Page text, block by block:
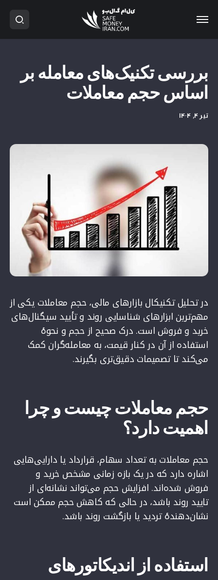
بررسی تکنیک‌های معامله بر
اساس حجم معاملات
تیر ۴, ۱۴۰۴
در تحلیل تکنیکال بازارهای مالی، حجم معاملات یکی از
مهم‌ترین ابزارهای شناسایی روند و تأیید سیگنال‌های
خرید و فروش است. درک صحیح از حجم و نحوهٔ
استفاده از آن در کنار قیمت، به معامله‌گران کمک
می‌کند تا تصمیمات دقیق‌تری بگیرند.
حجم معاملات چیست و چرا
اهمیت دارد؟
حجم معاملات به تعداد سهام، قرارداد یا دارایی‌هایی
اشاره دارد که در یک بازه زمانی مشخص خرید و
فروش شده‌اند. افزایش حجم می‌تواند نشانه‌ای از
تایید روند باشد، در حالی که کاهش حجم ممکن است
نشان‌دهندهٔ تردید یا بازگشت روند باشد.
استفاده از اندیکاتورهای